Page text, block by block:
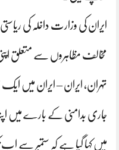
ایران کی وزارت داخلہ کی
مخالف مظاہروں سے متعلق اپنی
تہران، ایران – ایران میں
جاری بدامنی کے بارے میں